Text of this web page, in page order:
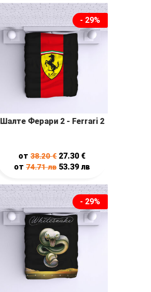
- 29%
Шалте Ферари 2 - Ferrari 2
от38.20€ 27.30 €
от74.71лв 53.39лв
- 29%